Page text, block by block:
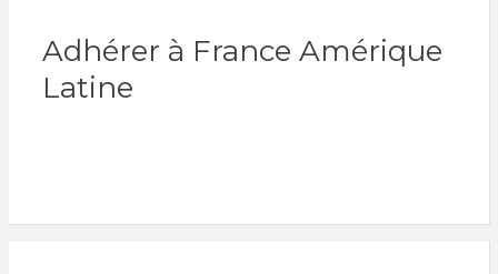
Adhérer à France Amérique
Latine